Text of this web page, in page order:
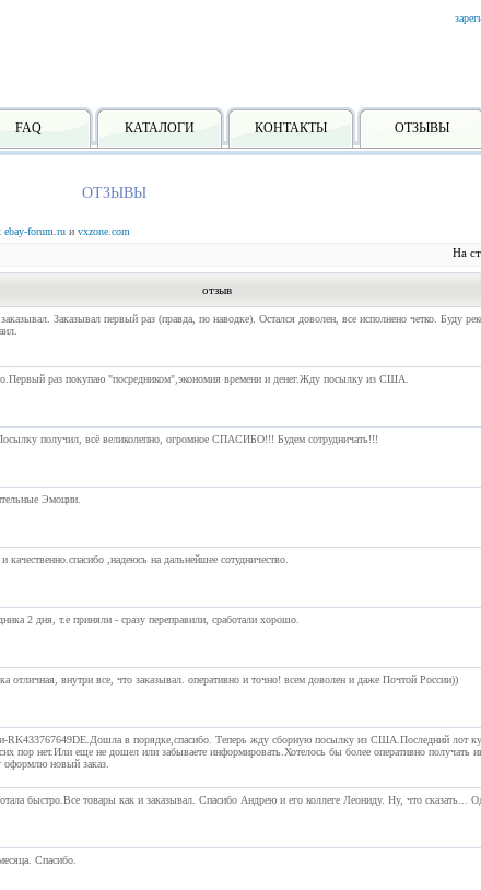
ОТЗЫВЫ
КОНТАКТЫ
КАТАЛОГИ
FAQ
ОТЗЫВЫ
ebay-forum.ruи vxzone.com
На
отзыв
Заказывал первый раз (правда, по наводке). Остался доволен, все исполнено четко. Буду
раз покупаю "посредником",экономия времени и денег.Жду посылку из США.
получил, всё великолепно, огромное СПАСИБО!!! Будем сотрудничать!!!
Эмоции.
,надеюсь на дальнейшее сотудничество.
2 дня, т.е приняли - сразу переправили, сработали хорошо.
отличная, внутри все, что заказывал. оперативно и точно! всем доволен и даже Почтой России))
RK433767649DE.Дошла в порядке,спасибо. Теперь жду сборную посылку из США.Последний лот
пор нет.Или еще не дошел или забываете информировать.Хотелось бы более оперативно получать
оформлю новый заказ.
быстро.Все товары как и заказывал. Спасибо Андрею и его коллеге Леониду. Ну, что
Спасибо.